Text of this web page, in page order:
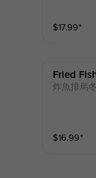
$17.99⁺
Fried
炸魚排烏冬
$16.99⁺